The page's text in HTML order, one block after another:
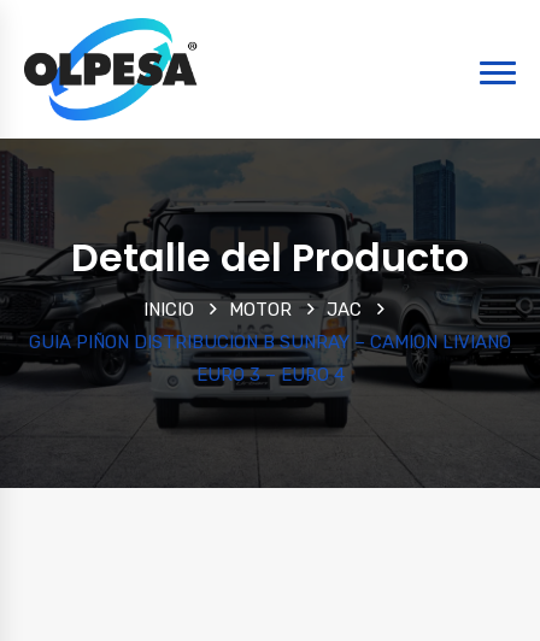
Detalle del Producto
INICIO MOTOR
JAC
GUIA PIÑON DISTRIBUCION B SUNRAY – CAMION LIVIANO
EURO 3 – EURO 4